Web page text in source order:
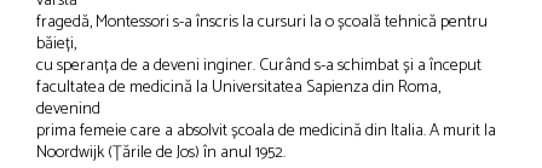
fragedă, Montessori s-a înscris la cursuri la o școală tehnică pentru
băieți,
cu speranța de a deveni inginer. Curând s-a schimbat și a început
facultatea de medicină la Universitatea Sapienza din Roma,
devenind
prima femeie care a absolvit școala de medicină din Italia. A murit la
Noordwijk (Țările de Jos) în anul 1952.